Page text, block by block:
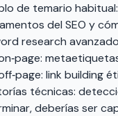
de temario habitual:
del SEO y
research
link building
técnicas:
deberías ser